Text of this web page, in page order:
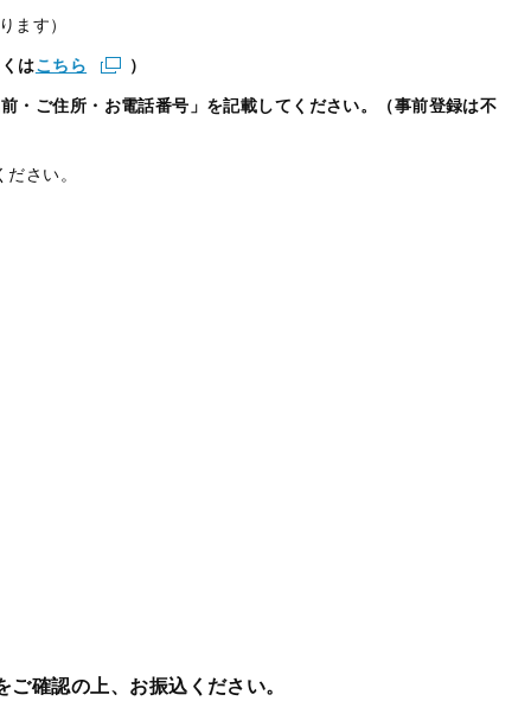
ます）
はこちら
）
・ご住所・お電話番号」を記載してください。（事前登録は不
さい。
確認の上、お振込ください。